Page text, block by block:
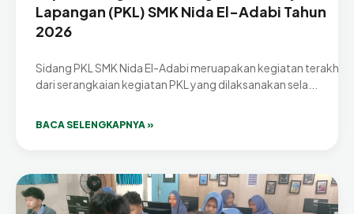
Lapangan (PKL) SMK Nida El-Adabi Tahun
2026
Sidang PKL SMK Nida El-Adabi meruapakan kegiatan terakhir
dari serangkaian kegiatan PKL yang dilaksanakan sela...
BACA SELENGKAPNYA »